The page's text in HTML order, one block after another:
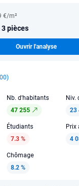
€/m²
3 pièces
Ouvrir l'analyse
Nb. d'habitants
47 255
Niv.
23
Étudiants
7.3 %
Prix
4
Chômage
8.2 %